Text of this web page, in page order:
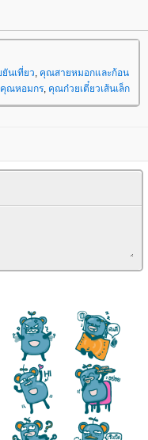
นเที่ยว, คุณสายหมอกและก้อน
คุณหอมกร, คุณก๋วยเตี๋ยวเส้นเล็ก